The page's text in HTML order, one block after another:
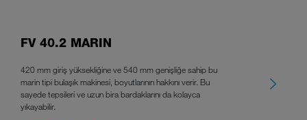
FV 40.2 MARIN
420 mm giriş yüksekliğine ve 540 mm genişliğe sahip bu
marin tipi bulaşık makinesi, boyutlarının hakkını verir. Bu
sayede tepsileri ve uzun bira bardaklarını da kolayca
yıkayabilir.